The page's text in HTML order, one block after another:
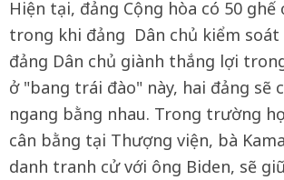
Hiện tại, đảng Cộng hòa có 50 ghế
trong khi đảng Dân chủ kiểm soát
đảng Dân chủ giành thắng lợi
ở "bang trái đào" này, hai đảng sẽ
ngang bằng nhau. Trong trường
cân bằng tại Thượng viện, bà
danh tranh cử với ông Biden, sẽ